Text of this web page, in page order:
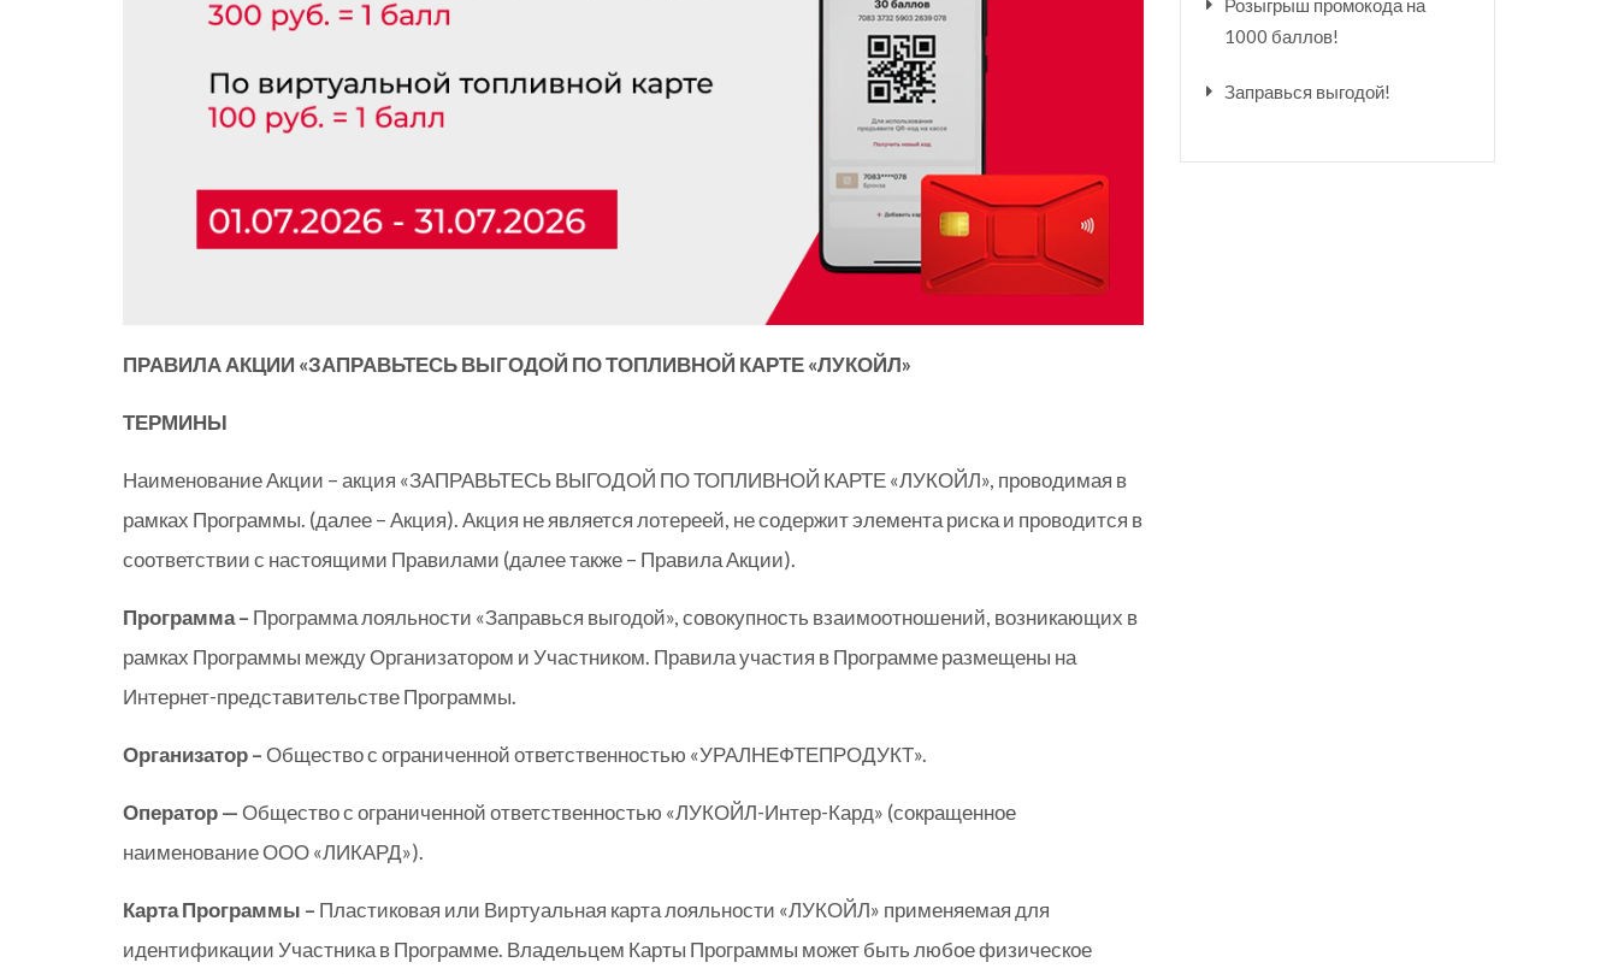
ПРАВИЛА АКЦИИ «ЗАПРАВЬТЕСЬ ВЫГОДОЙ ПО ТОПЛИВНОЙ КАРТЕ «ЛУКОЙЛ»
ТЕРМИНЫ
Наименование Акции – акция «ЗАПРАВЬТЕСЬ ВЫГОДОЙ ПО ТОПЛИВНОЙ КАРТЕ «ЛУКОЙЛ», проводимая в
рамках Программы. (далее – Акция). Акция не является лотереей, не содержит элемента риска и проводится в
соответствии с настоящими Правилами (далее также – Правила Акции).
Программа – Программа лояльности «Заправься выгодой», совокупность взаимоотношений, возникающих в
рамках Программы между Организатором и Участником. Правила участия в Программе размещены на
Интернет-представительстве Программы.
Организатор –Общество с ограниченной ответственностью «УРАЛНЕФТЕПРОДУКТ».
Оператор —Общество с ограниченной ответственностью «ЛУКОЙЛ-Интер-Кард» (сокращенное
наименование ООО «ЛИКАРД»).
Карта Программы – Пластиковая или Виртуальная карта лояльности «ЛУКОЙЛ» применяемая для
идентификации Участника в Программе. Владельцем Карты Программы может быть любое физическое
Розыгрыш промокода на
1000 баллов!
Заправься выгодой!